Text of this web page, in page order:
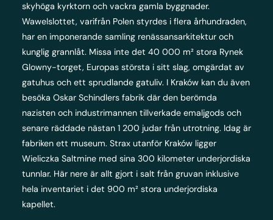
skyhöga kyrktorn och vackra gamla byggnader.
Wawelslottet, varifrån Polen styrdes i flera århundraden,
har en imponerande samling renässansarkitektur och
kunglig grannlåt. Missa inte det 40 000 m² stora Rynek
Glowny-torget, Europas största i sitt slag, omgärdat av
gatuhus och ett sprudlande gatuliv. I Kraków kan du även
besöka Oskar Schindlers fabrik där den berömda
nazisten och industrimannen tillverkade emaljgods och
senare räddade nästan 1 200 judar från utrotning. Idag är
fabriken ett museum. Strax utanför Kraków ligger
Wieliczka Saltmine med sina 300 kilometer underjordiska
tunnlar. Här nere är allt gjort i salt från gruvan inklusive
hela inventariet i det 900 m² stora underjordiska
kapellet.